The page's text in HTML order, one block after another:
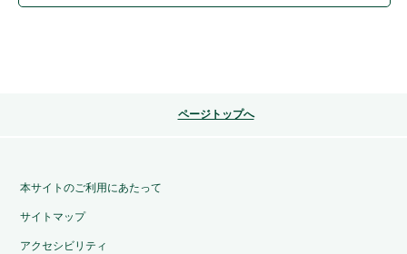
ページトップへ
本サイトのご利用にあたって
サイトマップ
アクセシビリティ